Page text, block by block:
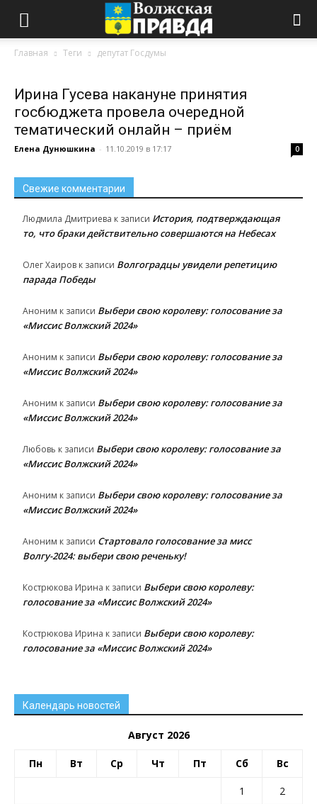
Главная Теги депутат Госдумы
Ирина Гусева накануне принятия
госбюджета провела очередной
тематический онлайн – приём
Елена Дунюшкина - 11.10.2019 в 17:17 0
Свежие комментарии
Людмила Дмитриева к записи История, подтверждающая
то, что браки действительно совершаются на Небесах
Олег Хаиров к записи Волгоградцы увидели репетицию
парада Победы
Аноним к записи Выбери свою королеву: голосование за
«Миссис Волжский 2024»
Аноним к записи Выбери свою королеву: голосование за
«Миссис Волжский 2024»
Аноним к записи Выбери свою королеву: голосование за
«Миссис Волжский 2024»
Любовь к записи Выбери свою королеву: голосование за
«Миссис Волжский 2024»
Аноним к записи Выбери свою королеву: голосование за
«Миссис Волжский 2024»
Аноним к записи Стартовало голосование за мисс
Волгу-2024: выбери свою реченьку!
Кострюкова Ирина к записи Выбери свою королеву:
голосование за «Миссис Волжский 2024»
Кострюкова Ирина к записи Выбери свою королеву:
голосование за «Миссис Волжский 2024»
Календарь новостей
Август 2026
Пн Вт Ср Чт Пт Сб Вс
1
2